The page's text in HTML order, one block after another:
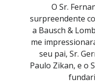
O Sr.
surpreendente
a Bausch &
me
seu pai, Sr.
Paulo Zikan, e o